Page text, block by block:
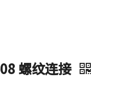
螺纹连接